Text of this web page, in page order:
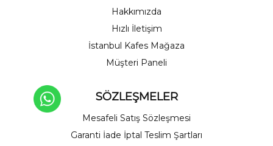
Hakkımızda
Hızlı İletişim
İstanbul Kafes Mağaza
Müşteri Paneli
SÖZLEŞMELER
Mesafeli Satış Sözleşmesi
Garanti İade İptal Teslim Şartları